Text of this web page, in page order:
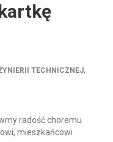
TECHNICZNEJ,
radość choremu
mieszkańcowi